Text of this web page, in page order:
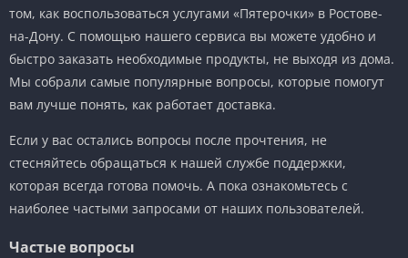
том, как воспользоваться услугами «Пятерочки» в Ростове-
на-Дону. С помощью нашего сервиса вы можете удобно и
быстро заказать необходимые продукты, не выходя из дома.
Мы собрали самые популярные вопросы, которые помогут
вам лучше понять, как работает доставка.
Если у вас остались вопросы после прочтения, не
стесняйтесь обращаться к нашей службе поддержки,
которая всегда готова помочь. А пока ознакомьтесь с
наиболее частыми запросами от наших пользователей.
Частые вопросы